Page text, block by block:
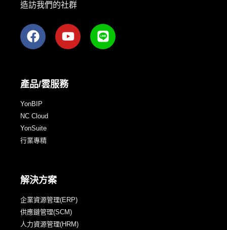
造訪我們的社群
產品/雲服務
YonBIP
NC Cloud
YonSuite
行業專精
解決方案
企業資源管理(ERP)
供應鏈管理(SCM)
人力資源管理(HRM)